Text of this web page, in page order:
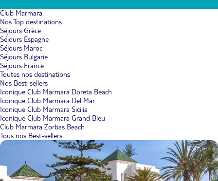
Club Marmara
Nos Top destinations
Séjours Grèce
Séjours Espagne
Séjours Maroc
Séjours Bulgarie
Séjours France
Toutes nos destinations
Nos Best-sellers
Iconique Club Marmara Doreta Beach
Iconique Club Marmara Del Mar
Iconique Club Marmara Sicilia
Iconique Club Marmara Grand Bleu
Club Marmara Zorbas Beach
Tous nos Best-sellers